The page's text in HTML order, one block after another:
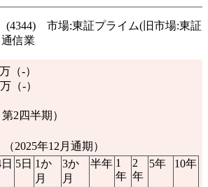
(4344) 市場:東証プライム(旧市場:東証
信業
万（-）
万（-）
2四半期）
2025年12月通期）
5日 1か
月
3か
月
半年 1
年
2
年
5年 10年